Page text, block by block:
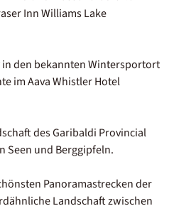
Inn Williams Lake
in den bekannten Wintersportort
im Aava Whistler Hotel
des Garibaldi Provincial
Seen und Berggipfeln.
Panoramastrecken der
Landschaft zwischen